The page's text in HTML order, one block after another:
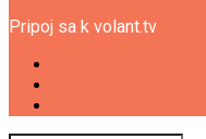
Pripoj sa k volant.tv